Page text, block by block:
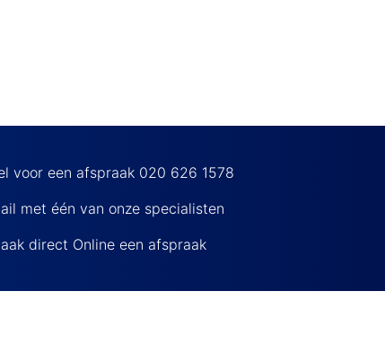
voor een afspraak 020 626 1578
met één van onze specialisten
direct Online een afspraak